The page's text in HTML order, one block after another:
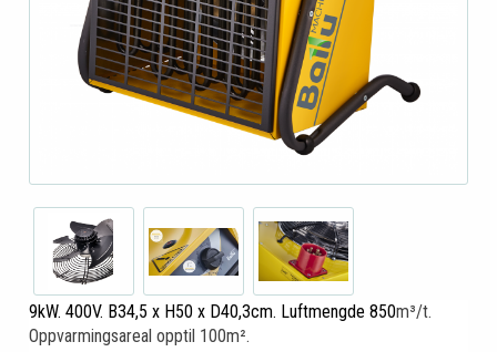
9kW. 400V. B34,5 x H50 x D40,3cm. Luftmengde 850m³/t.
Oppvarmingsareal opptil 100m².